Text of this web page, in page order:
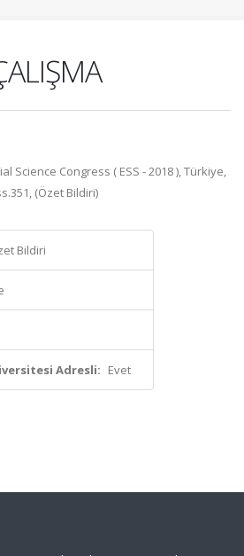
Science Congress ( ESS - 2018 ), Türkiye,
(Özet Bildiri)
Bildiri
Adresli: Evet